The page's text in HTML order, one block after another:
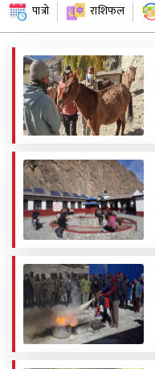
पात्रो राशिफल